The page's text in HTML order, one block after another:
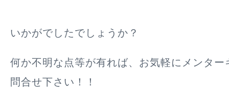
いかがでしたでしょうか？
何か不明な点等が有れば、お気軽にメンター
問合せ下さい！！